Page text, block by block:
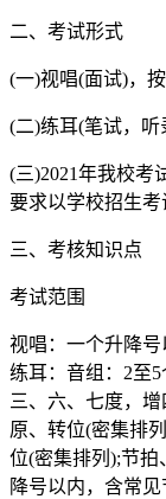
二、考试形式
(一)视唱(面试)，
(二)练耳(笔试，
(三)2021年我校考
要求以学校招生考
三、考核知识点
考试范围
视唱：一个升降
练耳：音组：2至5
三、六、七度，
原、转位(密集排
位(密集排列);节
降号以内，含常